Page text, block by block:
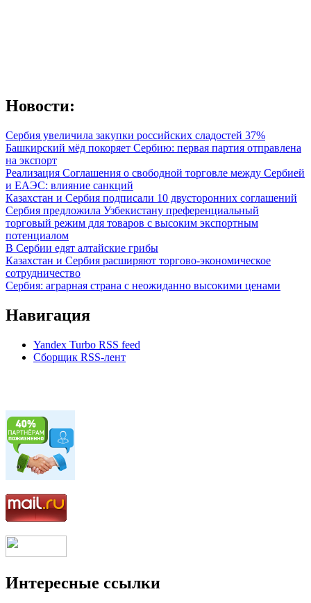
Новости:
Сербия увеличила закупки российских сладостей 37%
Башкирский мёд покоряет Сербию: первая партия отправлена
на экспорт
Реализация Соглашения о свободной торговле между Сербией
и ЕАЭС: влияние санкций
Казахстан и Сербия подписали 10 двусторонних соглашений
Сербия предложила Узбекистану преференциальный
торговый режим для товаров с высоким экспортным
потенциалом
В Сербии едят алтайские грибы
Казахстан и Сербия расширяют торгово-экономическое
сотрудничество
Сербия: аграрная страна с неожиданно высокими ценами
Навигация
Yandex Turbo RSS feed
Сборщик RSS-лент
Интересные ссылки